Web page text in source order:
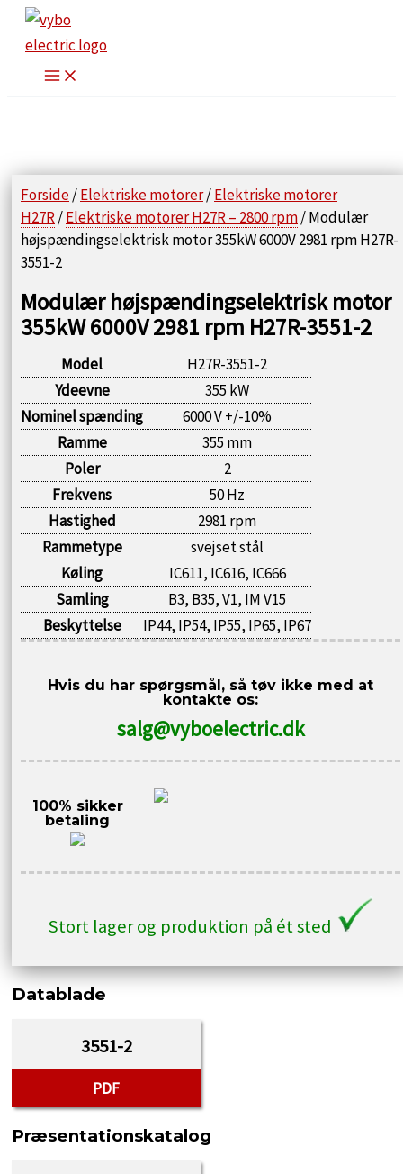
indholdet
Forside/Elektriske motorer/Elektriske motorer
H27R/Elektriske motorer H27R – 2800 rpm/ Modulær
højspændingselektrisk motor 355kW 6000V 2981 rpm H27R-
3551-2
Modulær højspændingselektrisk motor
355kW 6000V 2981 rpm H27R-3551-2
Model
H27R-3551-2
Ydeevne
355 kW
Nominel spænding
6000 V +/-10%
Ramme
355 mm
Poler
2
Frekvens
50 Hz
Hastighed
2981 rpm
Rammetype
svejset stål
Køling
IC611, IC616, IC666
Samling
B3, B35, V1, IM V15
Beskyttelse
IP44, IP54, IP55, IP65, IP67
Hvis du har spørgsmål, så tøv ikke med at
kontakte os:
salg@vyboelectric.dk
100% sikker
betaling
Stort lager og produktion på ét sted
Datablade
3551-2
PDF
Præsentationskatalog